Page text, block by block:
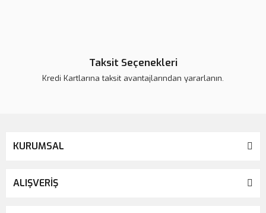
900,00 TL
1.000,00 TL
Taksit Seçenekleri
Kredi Kartlarına taksit avantajlarından yararlanın.
KURUMSAL
ALIŞVERİŞ